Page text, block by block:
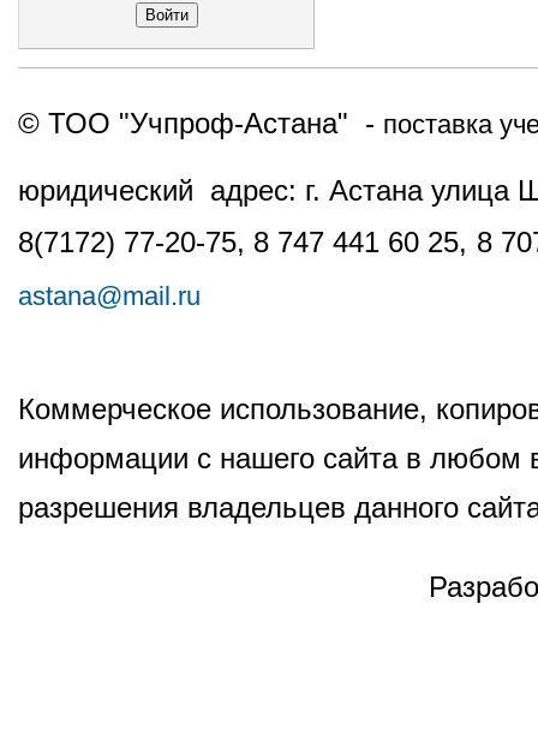
© ТОО "Учпроф-Астана" - поставка
юридический адрес: г. Астана
8(7172) 77-20-75, 8 747 441 60 25, 8
astana@mail.ru
Коммерческое использование,
информации с нашего сайта в любом
разрешения владельцев данного